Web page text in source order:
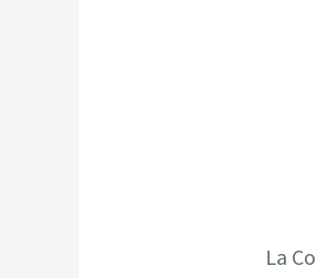
La